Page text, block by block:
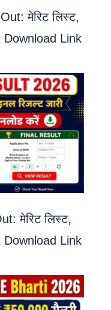
मेरिट लिस्ट,
Link
मेरिट लिस्ट,
Link